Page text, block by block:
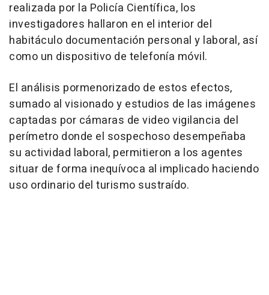
realizada por la Policía Científica, los
investigadores hallaron en el interior del
habitáculo documentación personal y laboral, así
como un dispositivo de telefonía móvil.
El análisis pormenorizado de estos efectos,
sumado al visionado y estudios de las imágenes
captadas por cámaras de video vigilancia del
perímetro donde el sospechoso desempeñaba
su actividad laboral, permitieron a los agentes
situar de forma inequívoca al implicado haciendo
uso ordinario del turismo sustraído.